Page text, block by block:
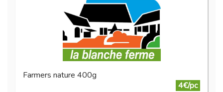
Farmers nature 400g
4€/pc